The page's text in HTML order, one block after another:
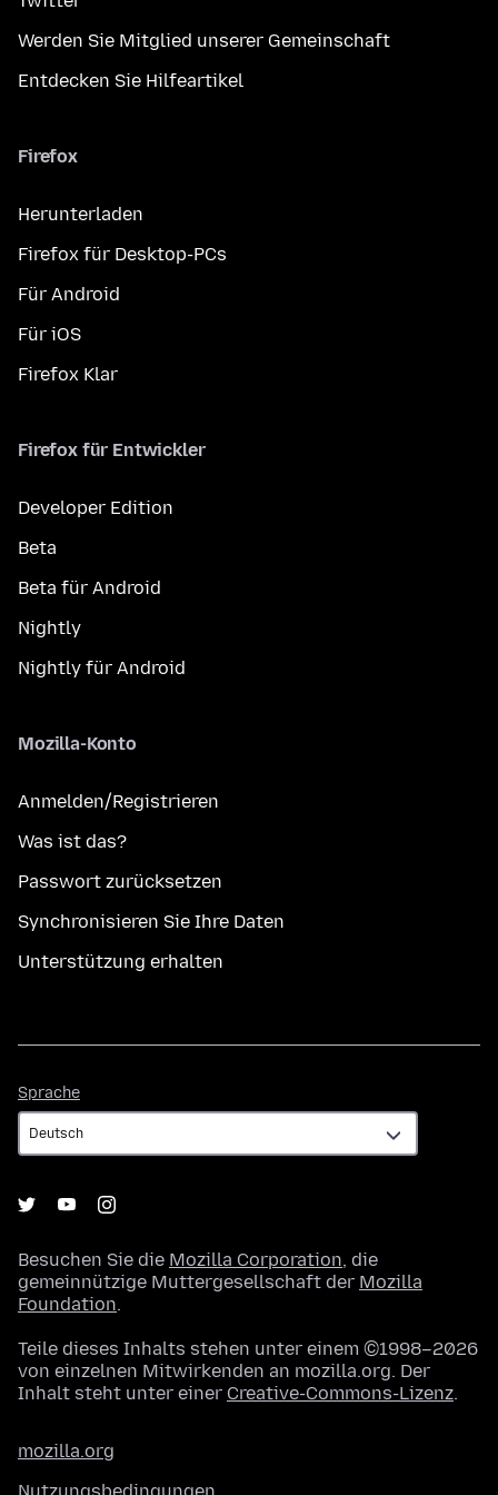
Werden Sie Mitglied unserer Gemeinschaft
Entdecken Sie Hilfeartikel
Firefox
Herunterladen
Firefox für Desktop-PCs
Für Android
Für iOS
Firefox Klar
Firefox für Entwickler
Developer Edition
Beta
Beta für Android
Nightly
Nightly für Android
Mozilla-Konto
Anmelden/Registrieren
Was ist das?
Passwort zurücksetzen
Synchronisieren Sie Ihre Daten
Unterstützung erhalten
Sprache
Besuchen Sie die Mozilla Corporation, die
gemeinnützige Muttergesellschaft der Mozilla
Foundation.
Teile dieses Inhalts stehen unter einem ©1998–2026
von einzelnen Mitwirkenden an mozilla.org. Der
Inhalt steht unter einer Creative-Commons-Lizenz.
mozilla.org